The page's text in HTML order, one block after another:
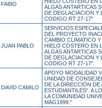
FABIO
ALGAS ANTARTICAS
DE DEGLACIACION Y
CODIGO RT 27-17"
JUAN PABLO
SERVICIOS
DEL PROYECTO
CAMBIO CLIMATICO
HIELO COSTERO EN
ALGAS ANTARTICAS
DE DEGLACIACION Y
CODIGO RT 27-17"
DAVID CAMILO
APOYO MODALIDAD
UNIDAD DE
DE LA DIRECCIÓN DE
ESTUDIANTILES". A
LA COMUNIDAD
MAG1999."